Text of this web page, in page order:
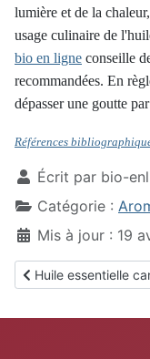
lumière et de la
usage culinaire de
bio en ligne conseille
recommandées. En
dépasser une goutte
Références
Écrit par bio-
Catégorie :
Mis à jour : 19
Article précédent :
Huile essentielle